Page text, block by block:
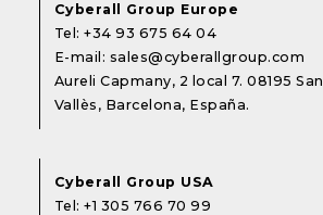
Cyberall Group Europe
Tel:+34 93 675 64 04
E-mail: sales@cyberallgroup.com
Aureli Capmany, 2 local 7. 08195
Vallès, Barcelona, España.
Cyberall Group USA
Tel:+1 305 766 70 99